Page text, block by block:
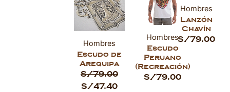
Hombres
Escudo de
Arequipa
S/79.00
S/47.40
Hombres
Escudo
Peruano
(Recreación)
S/79.00
Hombres
Lanzón
Chavín
S/79.00